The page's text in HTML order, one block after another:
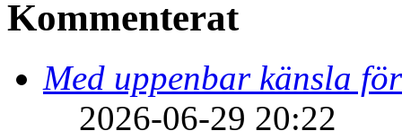
Kommenterat
Med uppenbar känsla
2026-06-29 20:22